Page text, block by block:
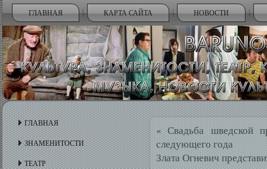
ГЛАВНАЯ КАРТА САЙТА НОВОСТИ
ГЛАВНАЯ
ЗНАМЕНИТОСТИ
ТЕАТР
«Свадьба шведской
следующего года
Злата Огневич